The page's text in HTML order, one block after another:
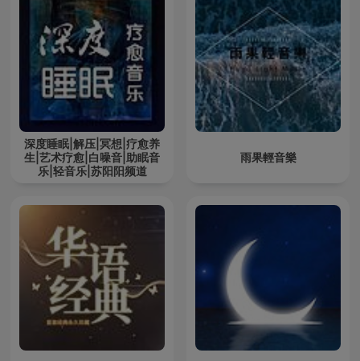
深度睡眠|解压|冥想|疗愈养
生|艺术疗愈|白噪音|助眠音
乐|轻音乐|苏阳阳频道
雨果輕音樂